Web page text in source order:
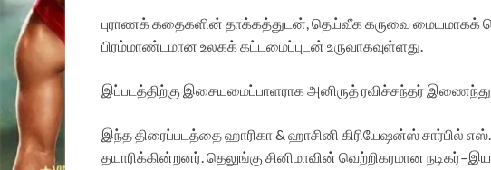
புராணக் கதைகளின் தாக்கத்துடன், தெய்வீக கருவை மையமாகக்
பிரம்மாண்டமான உலகக் கட்டமைப்புடன் உருவாகவுள்ளது.
இப்படத்திற்கு இசையமைப்பாளராக அனிருத் ரவிச்சந்தர்
இந்த திரைப்படத்தை ஹாரிகா & ஹாசினி கிரியேஷன்ஸ் சார்பில்
தயாரிக்கின்றனர். தெலுங்கு சினிமாவின் வெற்றிகரமான